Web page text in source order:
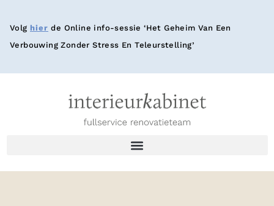
Volg hier de Online info-sessie ‘Het Geheim Van Een
Verbouwing Zonder Stress En Teleurstelling’